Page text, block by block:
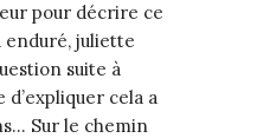
pour décrire ce
enduré, juliette
suite à
cela a
Sur le chemin